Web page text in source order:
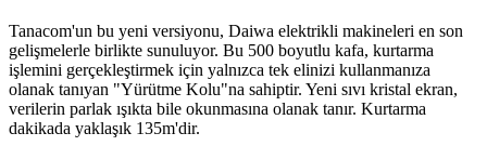
Tanacom'un bu yeni versiyonu, Daiwa elektrikli makineleri en son
gelişmelerle birlikte sunuluyor. Bu 500 boyutlu kafa, kurtarma
işlemini gerçekleştirmek için yalnızca tek elinizi kullanmanıza
olanak tanıyan "Yürütme Kolu"na sahiptir. Yeni sıvı kristal ekran,
verilerin parlak ışıkta bile okunmasına olanak tanır. Kurtarma
dakikada yaklaşık 135m'dir.